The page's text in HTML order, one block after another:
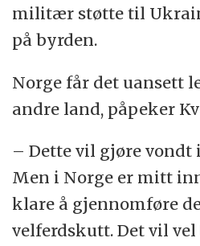
militær støtte til
på byrden.
Norge får det uansett
andre land, påpeker
– Dette vil gjøre vondt
Men i Norge er mitt
klare å gjennomføre
velferdskutt. Det vil